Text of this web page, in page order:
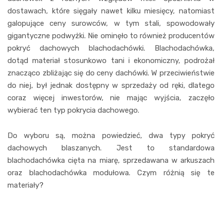
dostawach, które sięgały nawet kilku miesięcy, natomiast
galopujące ceny surowców, w tym stali, spowodowały
gigantyczne podwyżki. Nie ominęło to również producentów
pokryć dachowych blachodachówki. Blachodachówka,
dotąd materiał stosunkowo tani i ekonomiczny, podrożał
znacząco zbliżając się do ceny dachówki. W przeciwieństwie
do niej, był jednak dostępny w sprzedaży od ręki, dlatego
coraz więcej inwestorów, nie mając wyjścia, zaczęło
wybierać ten typ pokrycia dachowego.
Do wyboru są, można powiedzieć, dwa typy pokryć
dachowych blaszanych. Jest to standardowa
blachodachówka cięta na miarę, sprzedawana w arkuszach
oraz blachodachówka modułowa. Czym różnią się te
materiały?